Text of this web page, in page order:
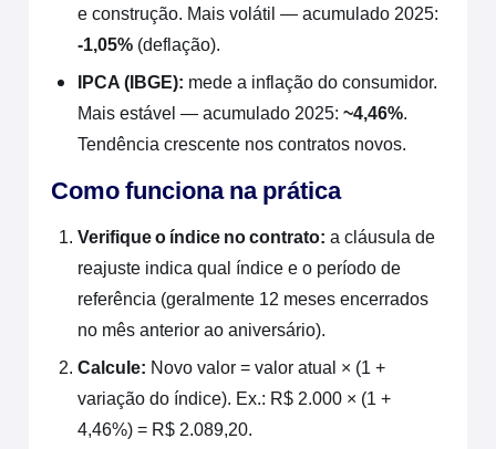
e construção. Mais volátil — acumulado 2025:
-1,05% (deflação).
IPCA (IBGE): mede a inflação do consumidor.
Mais estável — acumulado 2025: ~4,46%.
Tendência crescente nos contratos novos.
Como funciona na prática
Verifique o índice no contrato: a cláusula de
reajuste indica qual índice e o período de
referência (geralmente 12 meses encerrados
no mês anterior ao aniversário).
Calcule: Novo valor = valor atual × (1 +
variação do índice). Ex.: R$ 2.000 × (1 +
4,46%) = R$ 2.089,20.